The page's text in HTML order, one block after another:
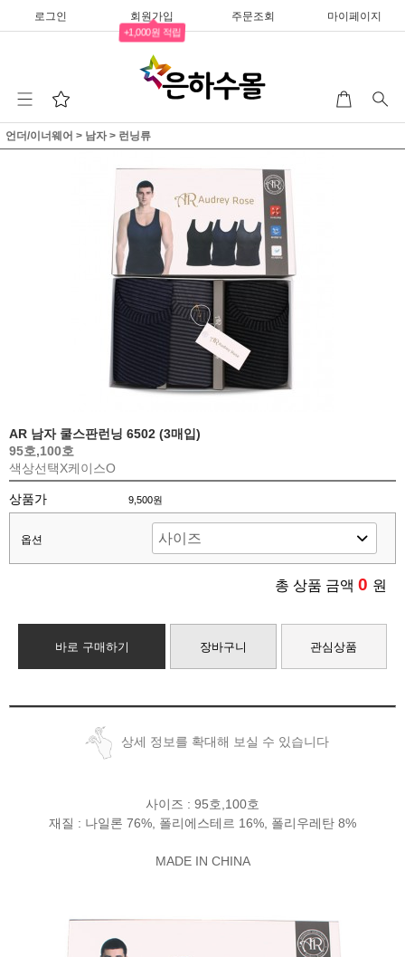
로그인 회원가입
+1,000원 적립
주문조회 마이페이지
언더/이너웨어 > 남자> 런닝류
AR 남자 쿨스판런닝 6502 (3매입)
95호,100호
색상선택X케이스O
상품가 9,500원
옵션
총 상품 금액 0 원
바로 구매하기 장바구니 관심상품
상세 정보를 확대해 보실 수 있습니다
사이즈 : 95호,100호
재질 : 나일론 76%, 폴리에스테르 16%, 폴리우레탄 8%
MADE IN CHINA